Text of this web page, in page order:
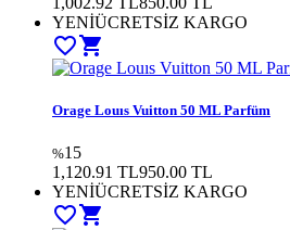
YENİÜCRETSİZ KARGO
favorite_bordershopping_cart
Orage Louıs Vuitton 50 ML Parfüm
%15
1,120.91 TL950.00 TL
YENİÜCRETSİZ KARGO
favorite_border shopping_cart